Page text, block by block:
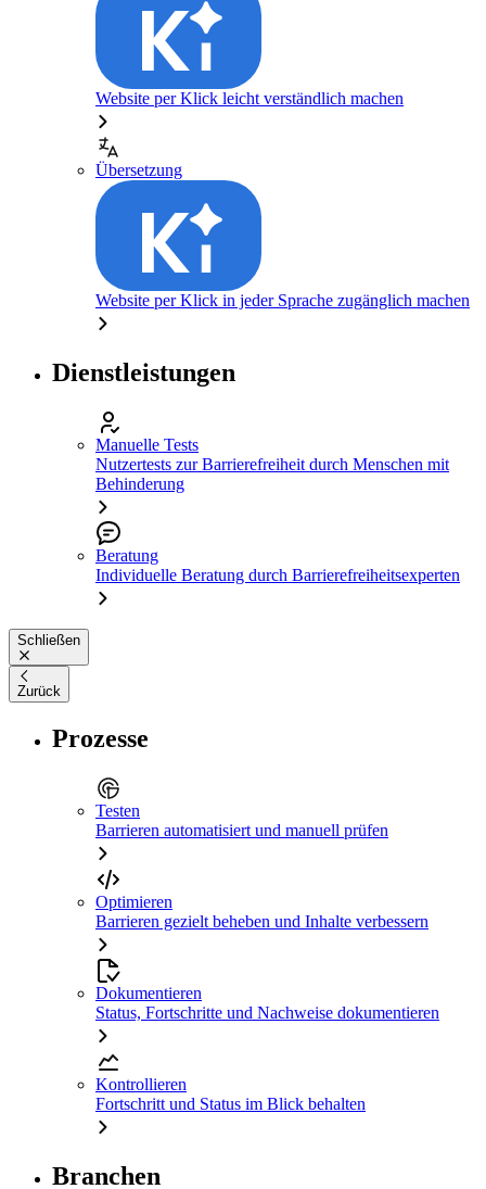
Website per Klick leicht verständlich machen
Übersetzung
Website per Klick in jeder Sprache zugänglich machen
Dienstleistungen
Manuelle Tests
Nutzertests zur Barrierefreiheit durch Menschen mit
Behinderung
Beratung
Individuelle Beratung durch Barrierefreiheitsexperten
Schließen
Zurück
Prozesse
Testen
Barrieren automatisiert und manuell prüfen
Optimieren
Barrieren gezielt beheben und Inhalte verbessern
Dokumentieren
Status, Fortschritte und Nachweise dokumentieren
Kontrollieren
Fortschritt und Status im Blick behalten
Branchen